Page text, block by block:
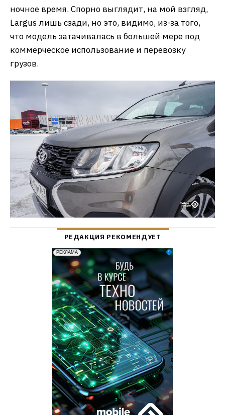
ночное время. Спорно выглядит, на мой взгляд,
Largus лишь сзади, но это, видимо, из-за того,
что модель затачивалась в большей мере под
коммерческое использование и перевозку
грузов.